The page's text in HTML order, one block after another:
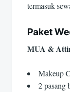
termasuk
Paket
MUA &
Makeup
2 pasang